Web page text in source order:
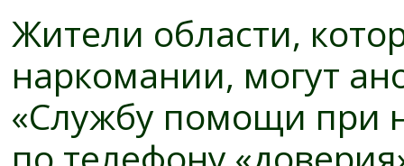
Жители области,
наркомании, могут
«Службу помощи при